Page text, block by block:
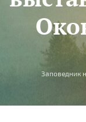
Вы здесь
Заповедник